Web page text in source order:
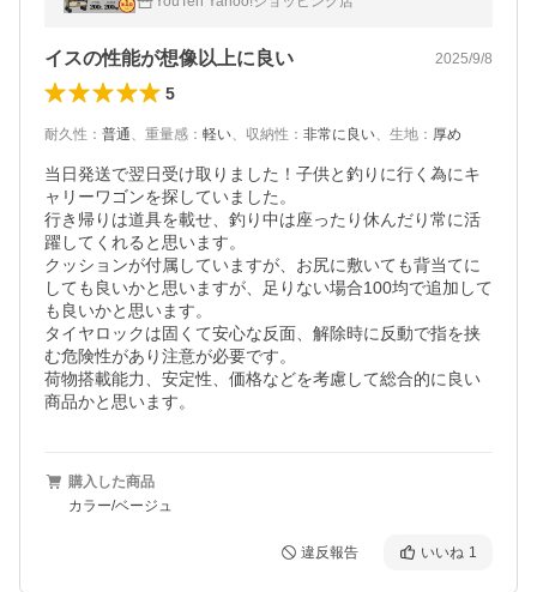
イスの性能が想像以上に良い 2025/9/8
5
耐久性 ： 普通、 重量感 ： 軽い、 収納性 ： 非常に良い、 生地 ： 厚め
当日発送で翌日受け取りました！子供と釣りに行く為にキ
ャリーワゴンを探していました。
行き帰りは道具を載せ、釣り中は座ったり休んだり常に活
躍してくれると思います。
クッションが付属していますが、お尻に敷いても背当てに
しても良いかと思いますが、足りない場合100均で追加して
も良いかと思います。
タイヤロックは固くて安心な反面、解除時に反動で指を挟
む危険性があり注意が必要です。
荷物搭載能力、安定性、価格などを考慮して総合的に良い
商品かと思います。
購入した商品
カラー/ベージュ
違反報告 いいね 1